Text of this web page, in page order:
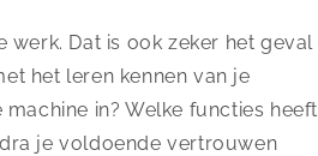
werk. Dat is ook zeker het geval
het leren kennen van je
in? Welke functies heeft
je voldoende vertrouwen